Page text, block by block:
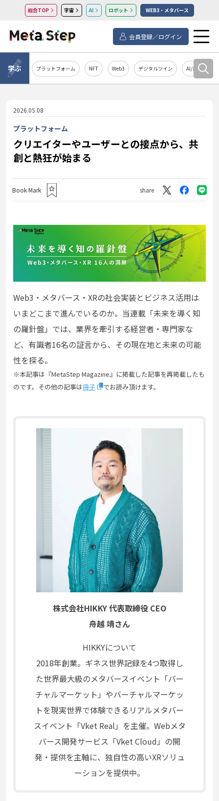
総合TOP 宇宙 AI ロボット WEB3・メタバース
会員登録／ログイン
学ぶ プラットフォーム NFT Web3 デジタルツイン AI/自然言語処
2026.05.08
プラットフォーム
クリエイターやユーザーとの接点から、共
創と熱狂が始まる
Book Mark share
Web3・メタバース・XRの社会実装とビジネス活用は
いまどこまで進んでいるのか。当連載「未来を導く知
の羅針盤」では、業界を牽引する経営者・専門家な
ど、有識者16名の証言から、その現在地と未来の可能
性を探る。
※本記事は『MetaStep Magazine』に掲載した記事を再掲載したも
のです。その他の記事は冊子 でお読み頂けます。
株式会社HIKKY 代表取締役 CEO
舟越 靖さん
HIKKYについて
2018年創業。ギネス世界記録を4つ取得し
た世界最大級のメタバースイベント「バー
チャルマーケット」やバーチャルマーケッ
トを現実世界で体験できるリアルメタバー
スイベント「Vket Real」を主催。Webメタ
バース開発サービス「Vket Cloud」の開
発・提供を主軸に、独自性の高いXRソリュ
ーションを提供中。